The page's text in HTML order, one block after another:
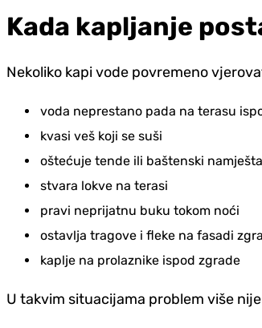
Kada kapljanje
Nekoliko kapi vode povremeno
voda neprestano pada na terasu
kvasi veš koji se suši
oštećuje tende ili baštenski
stvara lokve na terasi
pravi neprijatnu buku tokom noći
ostavlja tragove i fleke na fasadi
kaplje na prolaznike ispod zgrade
U takvim situacijama problem više